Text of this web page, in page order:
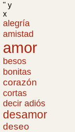
" y
x
alegría
amistad
amor
besos
bonitas
corazón
cortas
decir adiós
desamor
deseo